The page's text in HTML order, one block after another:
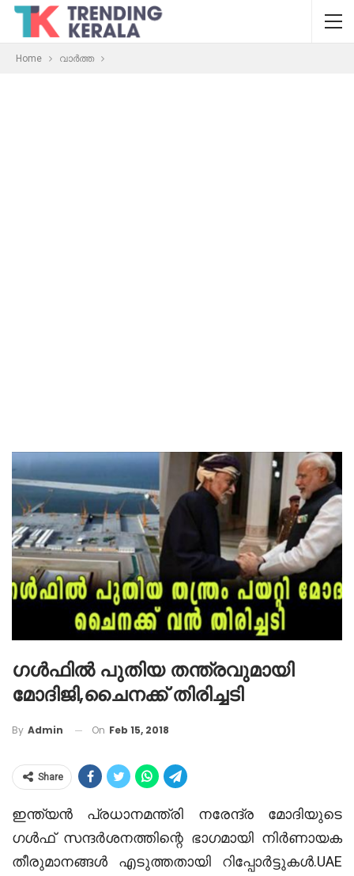
Home വാർത്ത
ഗൾഫിൽ പുതിയ തന്ത്രവുമായി
മോദിജി,ചൈനക്ക് തിരിച്ചടി
By Admin On Feb 15, 2018
Share
ഇന്ത്യൻ പ്രധാനമന്ത്രി നരേന്ദ്ര മോദിയുടെ
ഗൾഫ് സന്ദർശനത്തിന്റെ ഭാഗമായി നിർണായക
തീരുമാനങ്ങൾ എടുത്തതായി റിപ്പോർട്ടുകൾ.UAE